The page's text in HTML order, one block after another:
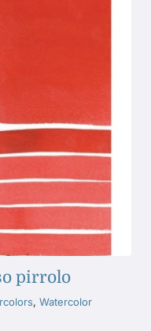
pirrolo
, Watercolor